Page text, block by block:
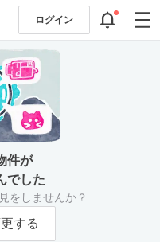
ログイン
件が
でした
をしませんか？
する